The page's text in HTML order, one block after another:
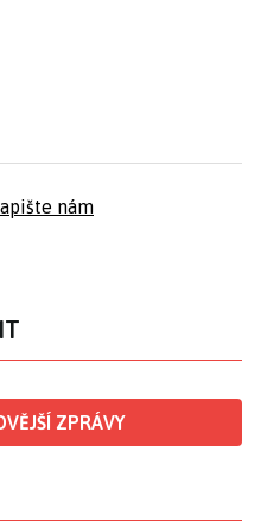
nám
ZPRÁVY